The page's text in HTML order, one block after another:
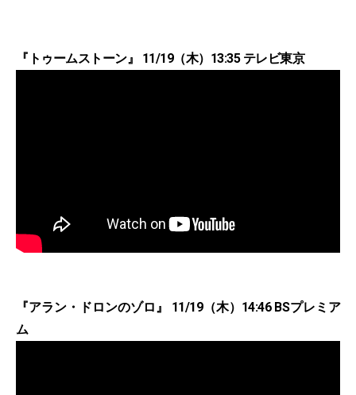
『トゥームストーン』 11/19（木）13:35 テレビ東京
『アラン・ドロンのゾロ』 11/19（木）14:46 BSプレミア
ム